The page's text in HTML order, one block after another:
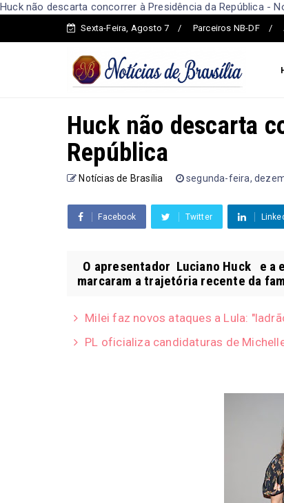
Huck não descarta concorrer à Presidência da República -
Sexta-Feira, Agosto 7 Parceiros NB-DF
Huck não descarta
República
Notícias de Brasília segunda-feira,
Facebook Twitter
O apresentador Luciano Huck e a
marcaram a trajetória recente da
Milei faz novos ataques a Lula:
PL oficializa candidaturas de